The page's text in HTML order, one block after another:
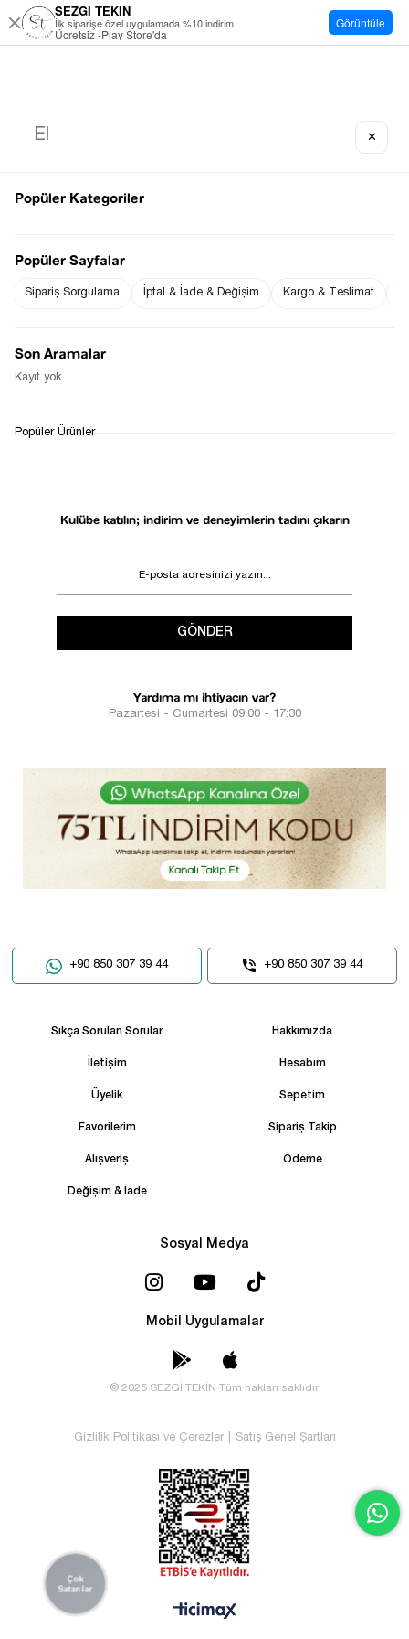
Kulübe katılın; indirim ve deneyimlerin tadını çıkarın
GÖNDER
Yardıma mı ihtiyacın var?
Pazartesi - Cumartesi 09:00 - 17:30
+90 850 307 39 44 +90 850 307 39 44
Sıkça Sorulan Sorular Hakkımızda
İletişim Hesabım
Üyelik Sepetim
Favorilerim Sipariş Takip
Alışveriş Ödeme
Değişim & İade
Sosyal Medya
Mobil Uygulamalar
© 2025 SEZGİ TEKİN Tüm hakları saklıdır
Gizlilik Politikası ve Çerezler Satış Genel Şartları
Çok
Satanlar
SEZGİ TEKİN
İlk siparişe özel uygulamada %10 indirim
Ücretsiz -Play Store'da
Görüntüle
✕
Popüler Kategoriler
Popüler Sayfalar
Sipariş Sorgulama İptal & İade & Değişim Kargo & Teslimat
Son Aramalar
Kayıt yok
Popüler Ürünler